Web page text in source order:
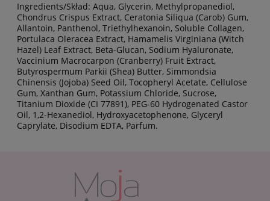
Ingredients/Skład: Aqua, Glycerin, Methylpropanediol,
Chondrus Crispus Extract, Ceratonia Siliqua (Carob) Gum,
Allantoin, Panthenol, Triethylhexanoin, Soluble Collagen,
Portulaca Oleracea Extract, Hamamelis Virginiana (Witch
Hazel) Leaf Extract, Beta-Glucan, Sodium Hyaluronate,
Vaccinium Macrocarpon (Cranberry) Fruit Extract,
Butyrospermum Parkii (Shea) Butter, Simmondsia
Chinensis (Jojoba) Seed Oil, Tocopheryl Acetate, Cellulose
Gum, Xanthan Gum, Potassium Chloride, Sucrose,
Titanium Dioxide (CI 77891), PEG-60 Hydrogenated Castor
Oil, 1,2-Hexanediol, Hydroxyacetophenone, Glyceryl
Caprylate, Disodium EDTA, Parfum.